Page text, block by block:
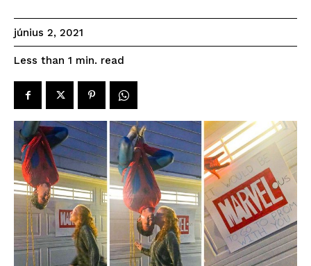
június 2, 2021
Less than 1 min. read